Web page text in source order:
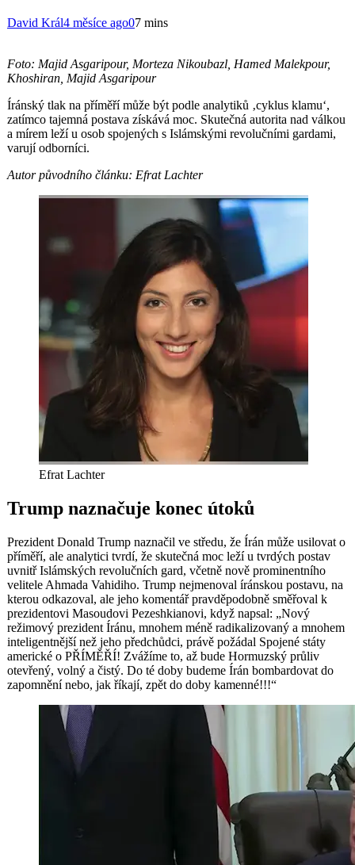
David Král4 měsíce ago07 mins
Foto: Majid Asgaripour, Morteza Nikoubazl, Hamed Malekpour,
Khoshiran, Majid Asgaripour
Íránský tlak na příměří může být podle analytiků ‚cyklus klamu‘,
zatímco tajemná postava získává moc. Skutečná autorita nad válkou
a mírem leží u osob spojených s Islámskými revolučními gardami,
varují odborníci.
Autor původního článku: Efrat Lachter
Efrat Lachter
Trump naznačuje konec útoků
Prezident Donald Trump naznačil ve středu, že Írán může usilovat o
příměří, ale analytici tvrdí, že skutečná moc leží u tvrdých postav
uvnitř Islámských revolučních gard, včetně nově prominentního
velitele Ahmada Vahidiho. Trump nejmenoval íránskou postavu, na
kterou odkazoval, ale jeho komentář pravděpodobně směřoval k
prezidentovi Masoudovi Pezeshkianovi, když napsal: „Nový
režimový prezident Íránu, mnohem méně radikalizovaný a mnohem
inteligentnější než jeho předchůdci, právě požádal Spojené státy
americké o PŘÍMĚŘÍ! Zvážíme to, až bude Hormuzský průliv
otevřený, volný a čistý. Do té doby budeme Írán bombardovat do
zapomnění nebo, jak říkají, zpět do doby kamenné!!!“